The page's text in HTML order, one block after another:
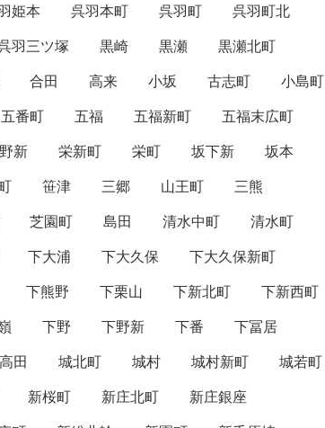
姫本 呉羽本町 呉羽町
呉羽町北
羽三ツ塚 黒崎 黒瀬
黒瀬北町
合田 高来 小坂 古志町
小島町
五番町 五福 五福新町
五福末広町
新 栄新町 栄町 坂下新
坂本
笹津 三郷 山王町
三熊
芝園町 島田 清水中町
清水町
下大浦 下大久保
下大久保新町
下熊野 下栗山 下新北町
下新西町
下野 下野新 下番
下冨居
田 城北町 城村 城村新町
城若町
新桜町 新庄北町
新庄銀座